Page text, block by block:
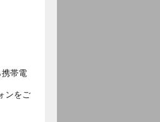
帯電
ンをご